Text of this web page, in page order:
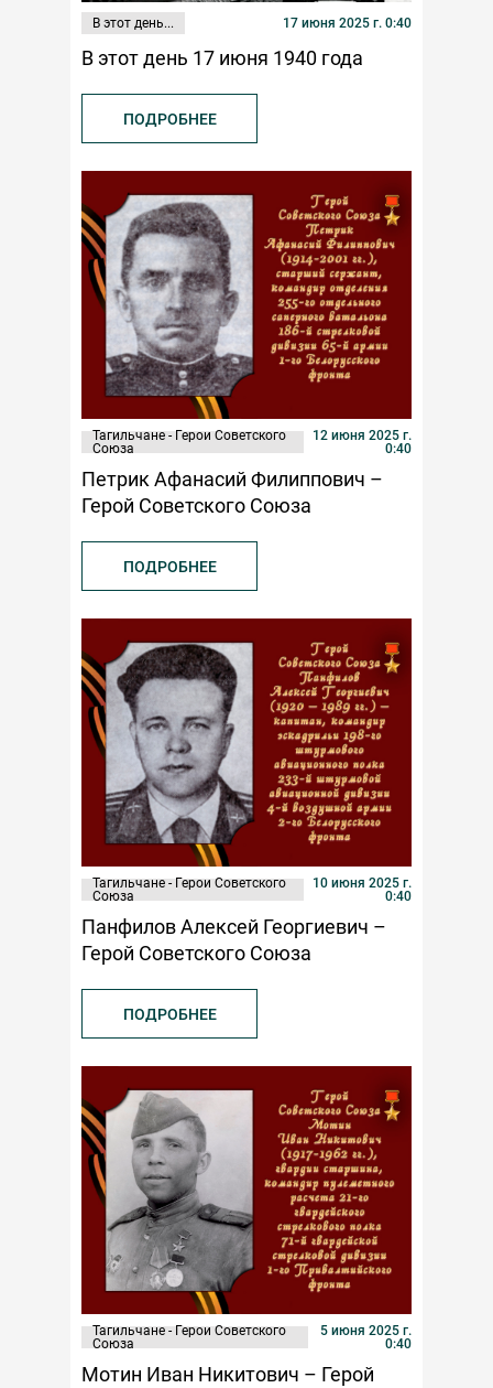
В этот день... 17 июня 2025 г. 0:40
В этот день 17 июня 1940 года
ПОДРОБНЕЕ
Тагильчане - Герои Советского
Союза
12 июня 2025 г.
0:40
Петрик Афанасий Филиппович –
Герой Советского Союза
ПОДРОБНЕЕ
Тагильчане - Герои Советского
Союза
10 июня 2025 г.
0:40
Панфилов Алексей Георгиевич –
Герой Советского Союза
ПОДРОБНЕЕ
Тагильчане - Герои Советского
Союза
5 июня 2025 г.
0:40
Мотин Иван Никитович – Герой